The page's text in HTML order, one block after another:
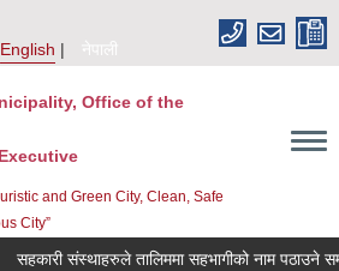
English
नेपाली
Office of the
and Green City, Clean, Safe
City”
सहकारी संस्थाहरुले तालिममा सहभागीको नाम पठाउने